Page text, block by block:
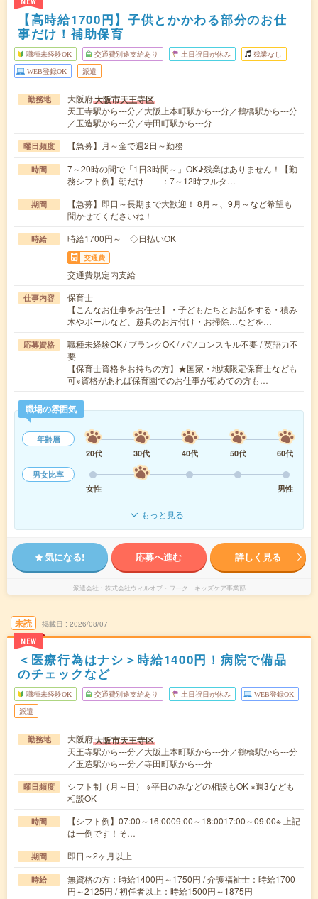
NEW
【高時給1700円】子供とかかわる部分のお仕
事だけ！補助保育
職種未経験OK 交通費別途支給あり 土日祝日が休み 残業なし
WEB登録OK 派遣
勤務地 大阪府大阪市天王寺区
天王寺駅から---分／大阪上本町駅から---分／鶴橋駅から---分
／玉造駅から---分／寺田町駅から---分
曜日頻度 【急募】月～金で週2日～勤務
時間
7～20時の間で「1日3時間～」OK♪残業はありません！【勤
務シフト例】朝だけ ：7～12時フルタ…
期間
【急募】即日～長期まで大歓迎！ 8月～、9月～など希望も
聞かせてくださいね！
時給 時給1700円～ ◇日払いOK
交通費
交通費規定内支給
仕事内容
保育士
【こんなお仕事をお任せ】・子どもたちとお話をする・積み
木やボールなど、遊具のお片付け・お掃除…などを…
応募資格
職種未経験OK / ブランクOK / パソコンスキル不要 / 英語力不
要
【保育士資格をお持ちの方】★国家・地域限定保育士なども
可※資格があれば保育園でのお仕事が初めての方も…
職場の雰囲気
年齢層
20代
30代 40代 50代
60代
男女比率
女性
男性
もっと見る
気になる! 応募へ進む 詳しく見る
派遣会社 株式会社ウィルオブ・ワーク キッズケア事業部
未読
NEW
掲載日 2026/08/07
＜医療行為はナシ＞時給1400円！病院で備品
のチェックなど
職種未経験OK 交通費別途支給あり 土日祝日が休み WEB登録OK
派遣
勤務地 大阪府大阪市天王寺区
天王寺駅から---分／大阪上本町駅から---分／鶴橋駅から---分
／玉造駅から---分／寺田町駅から---分
曜日頻度
シフト制（月～日） ※平日のみなどの相談もOK ※週3なども
相談OK
時間
【シフト例】07:00～16:0009:00～18:0017:00～09:00※ 上記
は一例です！そ…
期間 即日～2ヶ月以上
時給
無資格の方：時給1400円～1750円 / 介護福祉士：時給1700
円～2125円 / 初任者以上：時給1500円～1875円